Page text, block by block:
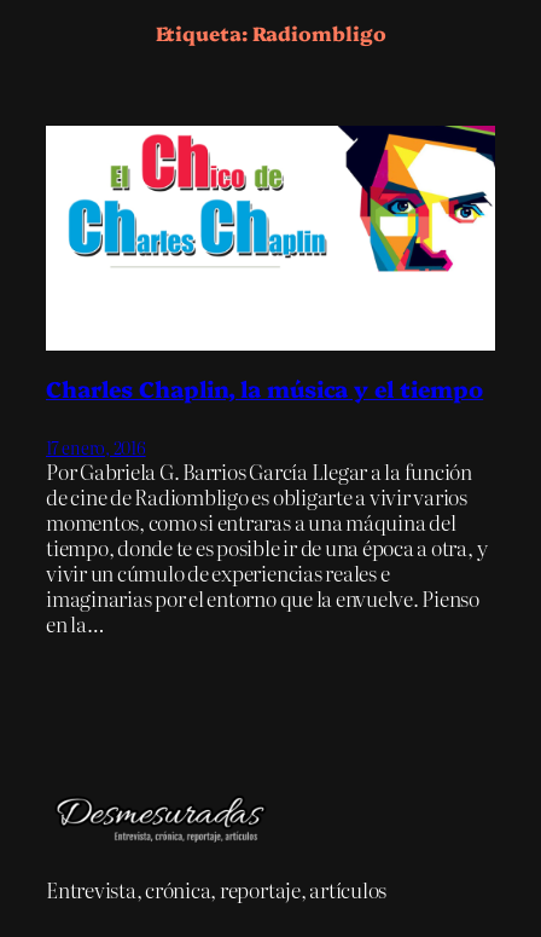
Etiqueta:Radiombligo
Charles Chaplin, la música y el tiempo
17 enero, 2016
Por Gabriela G. Barrios García Llegar a la función
de cine de Radiombligo es obligarte a vivir varios
momentos, como si entraras a una máquina del
tiempo, donde te es posible ir de una época a otra, y
vivir un cúmulo de experiencias reales e
imaginarias por el entorno que la envuelve. Pienso
en la…
Entrevista, crónica, reportaje, artículos